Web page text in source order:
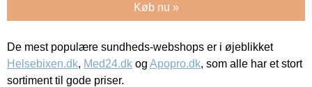
Køb nu »
De mest populære sundheds-webshops er i øjeblikket
Helsebixen.dk, Med24.dk og Apopro.dk, som alle har et stort
sortiment til gode priser.